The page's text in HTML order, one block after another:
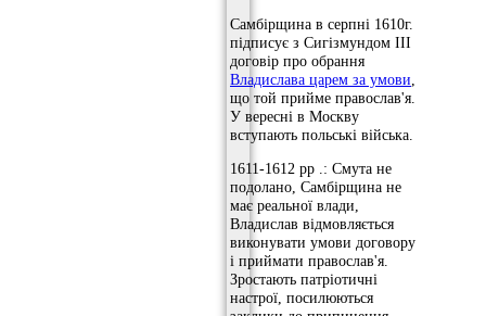
Самбірщина в серпні 1610г.
підписує з Сигізмундом III
договір про обрання
Владислава царем за умови
що той прийме православ'я.
У вересні в Москву
вступають польські війська.
1611-1612 рр .: Смута не
подолано, Самбірщина не
має реальної влади,
Владислав відмовляється
виконувати умови договору
і приймати православ'я.
Зростають патріотичні
настрої, посилюються